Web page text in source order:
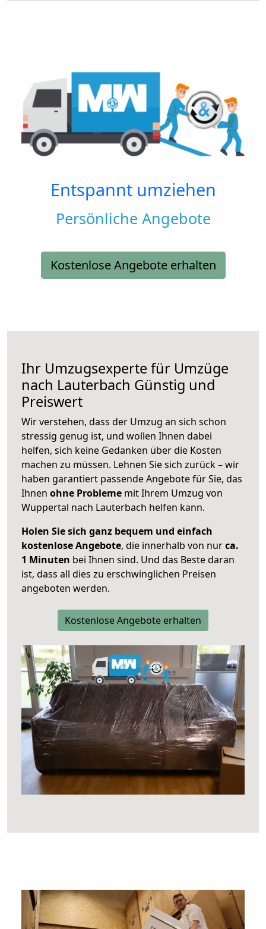
Entspannt umziehen
Persönliche Angebote
Kostenlose Angebote erhalten
Ihr Umzugsexperte für Umzüge
nach Lauterbach Günstig und
Preiswert
Wir verstehen, dass der Umzug an sich schon
stressig genug ist, und wollen Ihnen dabei
helfen, sich keine Gedanken über die Kosten
machen zu müssen. Lehnen Sie sich zurück – wir
haben garantiert passende Angebote für Sie, das
Ihnen ohne Probleme mit Ihrem Umzug von
Wuppertal nach Lauterbach helfen kann.
Holen Sie sich ganz bequem und einfach
kostenlose Angebote, die innerhalb von nurca.
1 Minuten bei Ihnen sind. Und das Beste daran
ist, dass all dies zu erschwinglichen Preisen
angeboten werden.
Kostenlose Angebote erhalten